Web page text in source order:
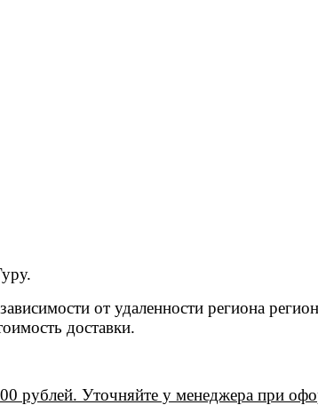
от удаленности региона
доставки.
рублей. Уточняйте у менеджера при